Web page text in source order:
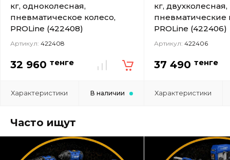
кг, одноколесная,
пневматическое колесо,
PROLine (422408)
Артикул: 422408
32 960 тенге
Характеристики В наличии
кг, двухколесная,
пневматические
PROLine (422406)
Артикул: 422406
37 490 тенге
Характеристики
Часто ищут